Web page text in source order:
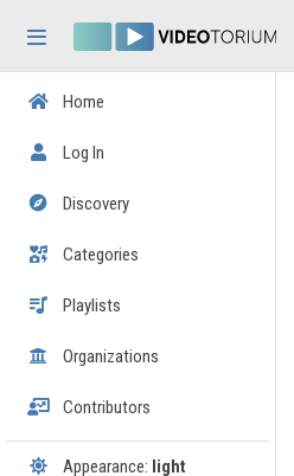
Home
Log In
Discovery
Categories
Playlists
Organizations
Contributors
Appearance: light